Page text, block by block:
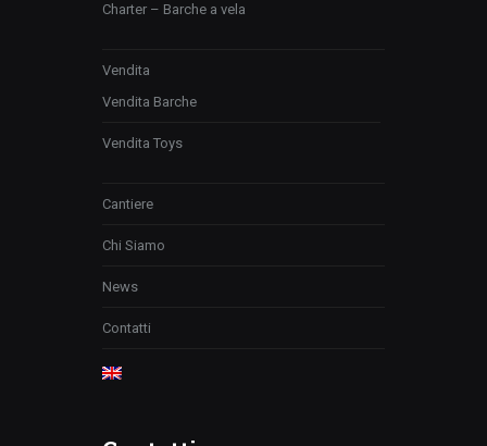
Charter – Barche a vela
Vendita
Vendita Barche
Vendita Toys
Cantiere
Chi Siamo
News
Contatti